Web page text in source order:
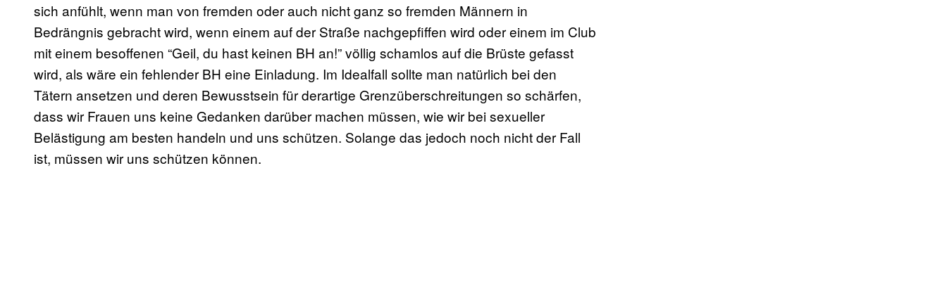
sich anfühlt, wenn man von fremden oder auch nicht ganz so fremden Männern in
Bedrängnis gebracht wird, wenn einem auf der Straße nachgepfiffen wird oder einem im Club
mit einem besoffenen “Geil, du hast keinen BH an!” völlig schamlos auf die Brüste gefasst
wird, als wäre ein fehlender BH eine Einladung. Im Idealfall sollte man natürlich bei den
Tätern ansetzen und deren Bewusstsein für derartige Grenzüberschreitungen so schärfen,
dass wir Frauen uns keine Gedanken darüber machen müssen, wie wir bei sexueller
Belästigung am besten handeln und uns schützen. Solange das jedoch noch nicht der Fall
ist, müssen wir uns schützen können.